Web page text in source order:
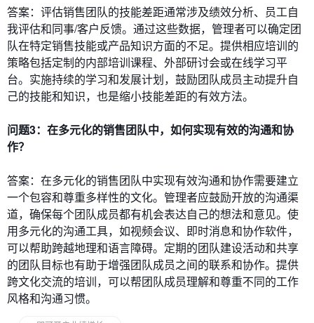
答案：评估销售团队的技能差距通常涉及绩效分析、员工自
我评估和同事/客户反馈。通过这些数据，管理者可以确定团
队在特定销售技能或产品知识方面的不足。提供相应培训的
策略包括定制的内部培训课程、外部研讨会或在线学习平
台。实施持续的学习和发展计划，鼓励团队成员主动提升自
己的技能和知识，也是缩小技能差距的有效方法。
问题3：在多元化的销售团队中，如何实现有效的沟通和协
作？
答案：在多元化的销售团队中实现有效沟通和协作需要建立
一个包容和尊重多样性的文化。管理者应鼓励开放的沟通渠
道，确保每个团队成员都有机会表达自己的想法和意见。使
用多元化的沟通工具，如视频会议、即时消息和协作软件，
可以帮助跨越地理和语言障碍。定期的团队建设活动和共享
的团队目标也有助于增强团队成员之间的联系和协作。提供
跨文化交流的培训，可以帮团队成员理解和尊重不同的工作
风格和沟通习惯。